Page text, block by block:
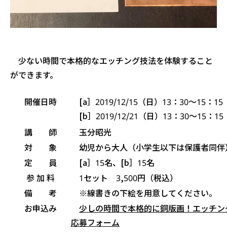
少ない時間で本格的なエッチング技法を体験すること
ができます。
開催日時
[a］2019/12/15（日）13：30〜15：
[b］2019/12/21（日）13：30〜15：
講 師
玉分昭光
対 象
幼児から大人（小学生以下は保護者同
定 員
[a］15名、[b］15名
参 加 料
1セット 3,500円（税込）
備 考
※線書きの下絵を用意してください。
お申込み
少しの時間で本格的に銅版画！エッチ
応募フォーム